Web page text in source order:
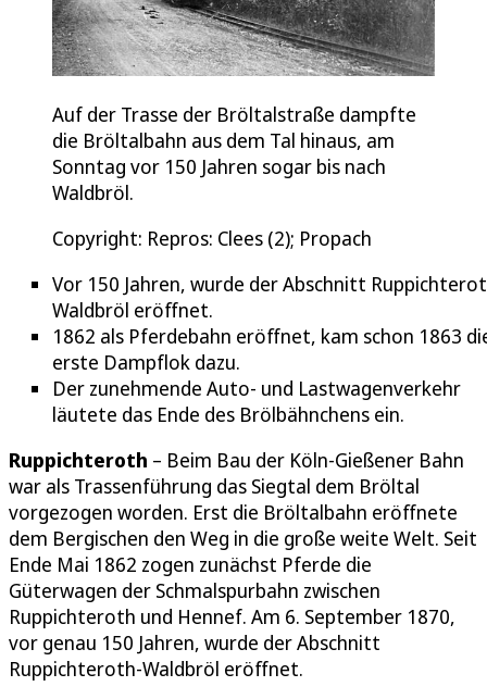
Auf der Trasse der Bröltalstraße dampfte
die Bröltalbahn aus dem Tal hinaus, am
Sonntag vor 150 Jahren sogar bis nach
Waldbröl.
Copyright: Repros: Clees (2); Propach
Vor 150 Jahren, wurde der Abschnitt
Waldbröl eröffnet.
1862 als Pferdebahn eröffnet, kam schon 1863
erste Dampflok dazu.
Der zunehmende Auto- und Lastwagenverkehr
läutete das Ende des Brölbähnchens ein.
Ruppichteroth – Beim Bau der Köln-Gießener Bahn
war als Trassenführung das Siegtal dem Bröltal
vorgezogen worden. Erst die Bröltalbahn eröffnete
dem Bergischen den Weg in die große weite Welt. Seit
Ende Mai 1862 zogen zunächst Pferde die
Güterwagen der Schmalspurbahn zwischen
Ruppichteroth und Hennef. Am 6. September 1870,
vor genau 150 Jahren, wurde der Abschnitt
Ruppichteroth-Waldbröl eröffnet.